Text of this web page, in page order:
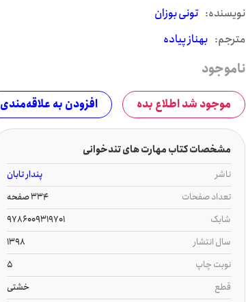
نويسنده: تونی بوزان
مترجم: بهناز پیاده
ناموجود
موجود شد اطلاع بده افزودن به علاقه‌مندی
مشخصات کتاب مهارت های تندخوانی
ناشر
پندار تابان
تعداد صفحات
334 صفحه
شابک
9786009319701
سال انتشار
1398
نوبت چاپ
5
قطع
خشتی